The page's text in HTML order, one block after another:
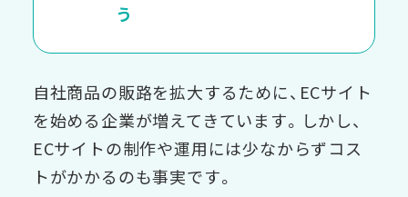
う
自社商品の販路を拡大するために、ECサイト
を始める企業が増えてきています。しかし、
ECサイトの制作や運用には少なからずコス
トがかかるのも事実です。